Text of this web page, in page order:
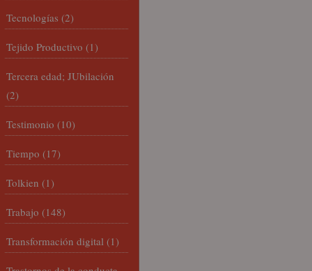
Tecnologías (2)
Tejido Productivo (1)
Tercera edad; JUbilación
(2)
Testimonio (10)
Tiempo (17)
Tolkien (1)
Trabajo (148)
Transformación digital (1)